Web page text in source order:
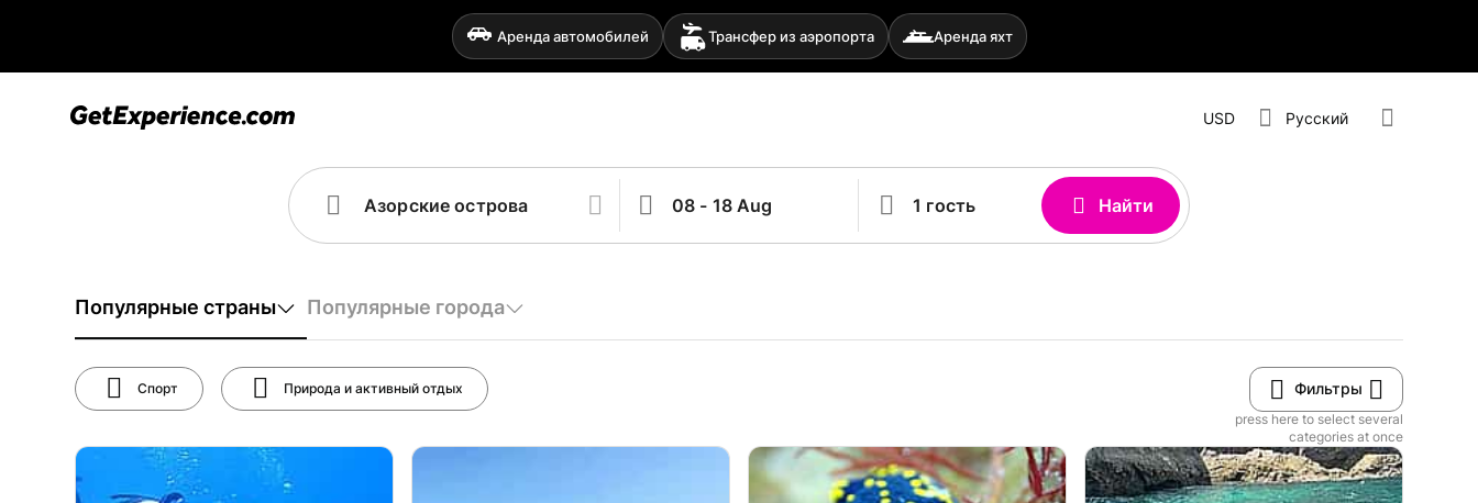
Аренда автомобилей Трансфер из аэропорта Аренда яхт
USD Русский
Найти
Популярные страны Популярные города
Спорт Природа и активный отдых Фильтры
press here to select several
categories at once